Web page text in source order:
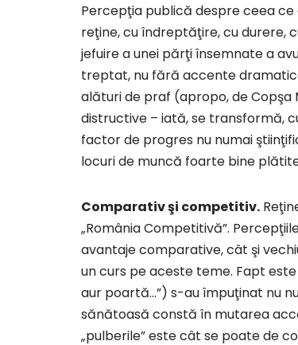
Percepţia publică despre ceea
reţine, cu îndreptăţire, cu durere,
jefuire a unei părţi însemnate a
treptat, nu fără accente
alături de praf (apropo, de
distructive – iată, se transformă,
factor de progres nu numai
locuri de muncă foarte bine
Comparativ şi competitiv.
„România Competitivă”.
avantaje comparative, cât şi
un curs pe aceste teme. Fapt
aur poartă…”) s-au împuţinat nu
sănătoasă constă în mutarea
„pulberile” este cât se poate de